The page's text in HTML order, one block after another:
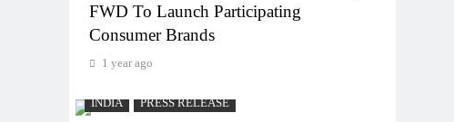
FWD To Launch Participating
Consumer Brands
1 year ago
INDIA PRESS RELEASE